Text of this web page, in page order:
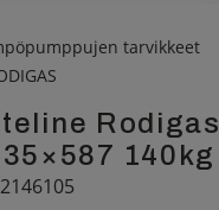
tarvikkeet
Rodigas
140kg